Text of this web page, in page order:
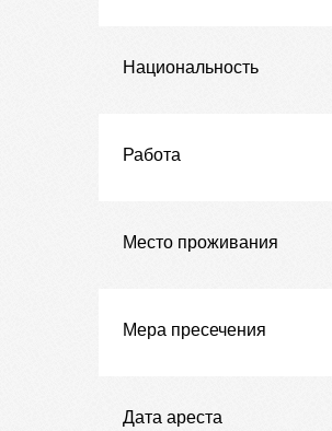
Национальность
Работа
Место проживания
Мера пресечения
Дата ареста